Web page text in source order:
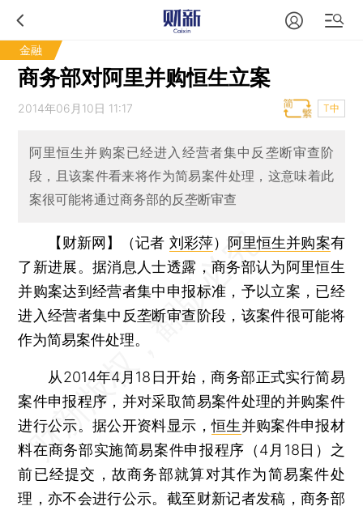
金融
商务部对阿里并购恒生立案
2014年06月10日 11:17 T中
阿里恒生并购案已经进入经营者集中反垄断审查阶
段，且该案件看来将作为简易案件处理，这意味着此
案很可能将通过商务部的反垄断审查
【财新网】（记者 刘彩萍） 阿里恒生并购案有
了新进展。据消息人士透露，商务部认为阿里恒生
并购案达到经营者集中申报标准，予以立案，已经
进入经营者集中反垄断审查阶段，该案件很可能将
作为简易案件处理。
从2014年4月18日开始，商务部正式实行简易
案件申报程序，并对采取简易案件处理的并购案件
进行公示。据公开资料显示，恒生并购案件申报材
料在商务部实施简易案件申报程序（4月18日）之
前已经提交，故商务部就算对其作为简易案件处
理，亦不会进行公示。截至财新记者发稿，商务部